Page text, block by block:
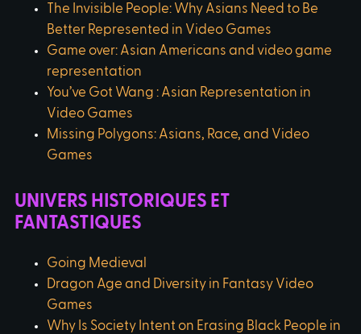
The Invisible People: Why Asians Need to Be
Better Represented in Video Games
Game over: Asian Americans and video game
representation
You’ve Got Wang : Asian Representation in
Video Games
Missing Polygons: Asians, Race, and Video
Games
UNIVERS HISTORIQUES ET
FANTASTIQUES
Going Medieval
Dragon Age and Diversity in Fantasy Video
Games
Why Is Society Intent on Erasing Black People in